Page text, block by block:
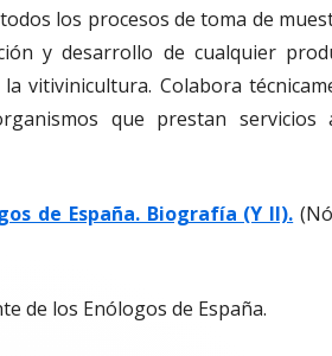
los procesos de toma de
y desarrollo de cualquier
vitivinicultura. Colabora
que prestan servicios
de España. Biografía (Y II).
de los Enólogos de España.